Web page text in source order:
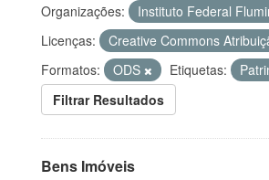
Organizações:
Instituto Federal
Licenças:
Creative Commons
Formatos:
ODS Etiquetas:
Filtrar Resultados
Bens Imóveis